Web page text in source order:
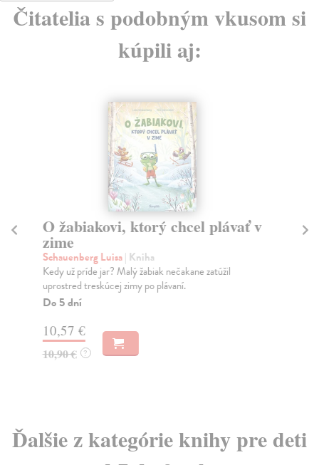
Čitatelia s podobným vkusom si
kúpili aj:
O žabiakovi, ktorý chcel plávať v
zime
Schauenberg Luisa| Kniha
Kedy už príde jar? Malý žabiak nečakane zatúžil
uprostred treskúcej zimy po plávaní.
Do 5 dní
10,57 €
10,90 € ?
Ďalšie z kategórie knihy pre deti